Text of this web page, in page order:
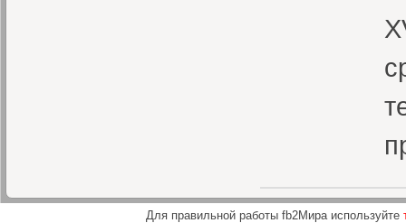
Для правильной работы fb2Мира используйте